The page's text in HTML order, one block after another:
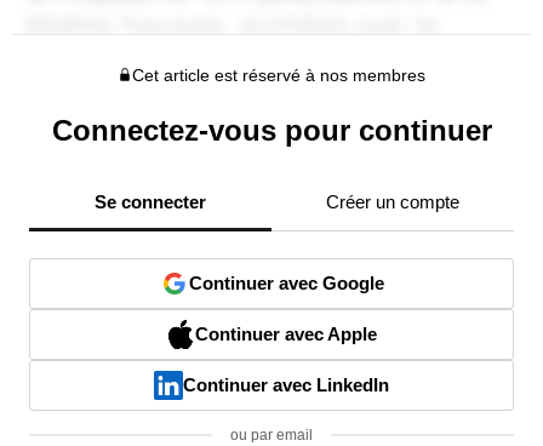
Cet article est réservé à nos membres
Connectez-vous pour continuer
Se connecter Créer un compte
Continuer avec Google
Continuer avec Apple
Continuer avec LinkedIn
ou par email